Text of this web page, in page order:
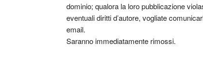
dominio; qualora la loro pubblicazione
eventuali diritti d’autore, vogliate
email.
Saranno immediatamente rimossi.